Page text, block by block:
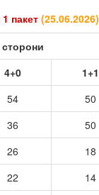
пакет (25.06.2026)
сторони
4+0
1+1
54
50
36
50
26
18
22
14